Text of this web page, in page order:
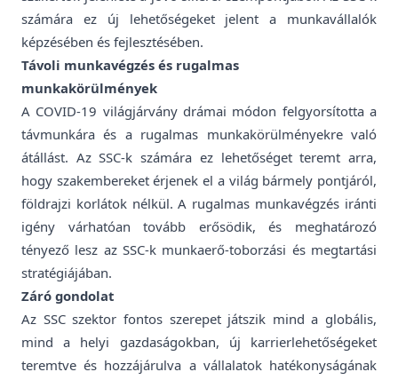
számára ez új lehetőségeket jelent a munkavállalók
képzésében és fejlesztésében.
Távoli munkavégzés és rugalmas
munkakörülmények
A COVID-19 világjárvány drámai módon felgyorsította a
távmunkára és a rugalmas munkakörülményekre való
átállást. Az SSC-k számára ez lehetőséget teremt arra,
hogy szakembereket érjenek el a világ bármely pontjáról,
földrajzi korlátok nélkül. A rugalmas munkavégzés iránti
igény várhatóan tovább erősödik, és meghatározó
tényező lesz az SSC-k munkaerő-toborzási és megtartási
stratégiájában.
Záró gondolat
Az SSC szektor fontos szerepet játszik mind a globális,
mind a helyi gazdaságokban, új karrierlehetőségeket
teremtve és hozzájárulva a vállalatok hatékonyságának